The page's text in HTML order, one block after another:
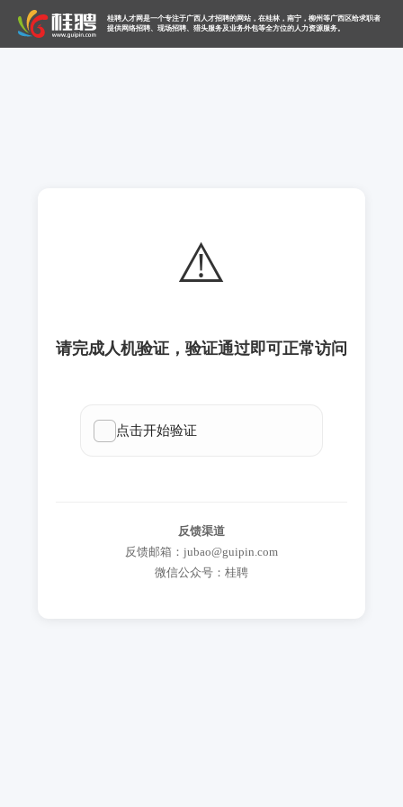
桂聘人才网是一个专注于广西人才招聘的网站，在桂林，南宁，柳州等广西区给求职者
提供网络招聘、现场招聘、猎头服务及业务外包等全方位的人力资源服务。
⚠️
请完成人机验证，验证通过即可正常访问
反馈渠道
反馈邮箱：jubao@guipin.com
微信公众号：桂聘